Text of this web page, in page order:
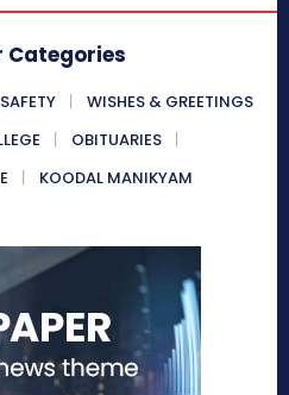
Categories
WISHES & GREETINGS
OBITUARIES
KOODAL MANIKYAM